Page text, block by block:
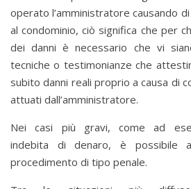
operato l’amministratore causando
al condominio, ciò significa che per
dei danni è necessario che vi
tecniche o testimonianze che
subito danni reali proprio a causa di
attuati dall’amministratore.
Nei casi più gravi, come ad
indebita di denaro, è possibile
procedimento di tipo penale.